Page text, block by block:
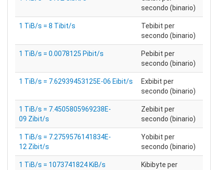
secondo (binario)
1 TiB/s = 8 Tibit/s
Tebibit per
secondo (binario)
1 TiB/s = 0.0078125 Pibit/s
Pebibit per
secondo (binario)
1 TiB/s = 7.62939453125E-06 Eibit/s
Exbibit per
secondo (binario)
1 TiB/s = 7.4505805969238E-
09 Zibit/s
Zebibit per
secondo (binario)
1 TiB/s = 7.2759576141834E-
12 Zibit/s
Yobibit per
secondo (binario)
1 TiB/s = 1073741824 KiB/s
Kibibyte per